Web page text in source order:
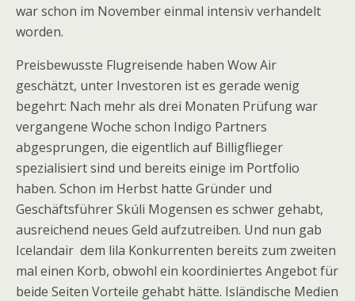
war schon im November einmal intensiv verhandelt
worden.
Preisbewusste Flugreisende haben Wow Air
geschätzt, unter Investoren ist es gerade wenig
begehrt: Nach mehr als drei Monaten Prüfung war
vergangene Woche schon Indigo Partners
abgesprungen, die eigentlich auf Billigflieger
spezialisiert sind und bereits einige im Portfolio
haben. Schon im Herbst hatte Gründer und
Geschäftsführer Skúli Mogensen es schwer gehabt,
ausreichend neues Geld aufzutreiben. Und nun gab
Icelandair dem lila Konkurrenten bereits zum zweiten
mal einen Korb, obwohl ein koordiniertes Angebot für
beide Seiten Vorteile gehabt hätte. Isländische Medien